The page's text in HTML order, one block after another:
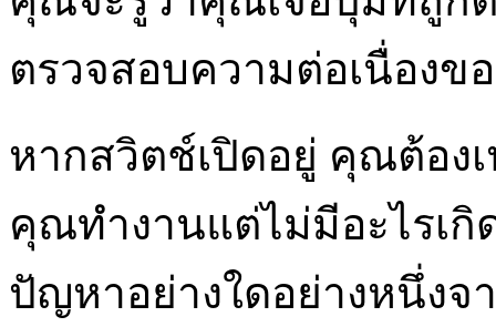
ตรวจสอบความต่อเนื่องข
หากสวิตช์เปิดอยู่ คุณต้อง
คุณทำงานแต่ไม่มีอะไรเ
ปัญหาอย่างใดอย่างหนึ่งจ